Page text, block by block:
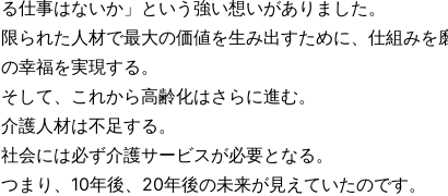
る仕事はないか」という強い想いがありました。
限られた人材で最大の価値を生み出すために、仕組みを
の幸福を実現する。
そして、これから高齢化はさらに進む。
介護人材は不足する。
社会には必ず介護サービスが必要となる。
つまり、10年後、20年後の未来が見えていたのです。